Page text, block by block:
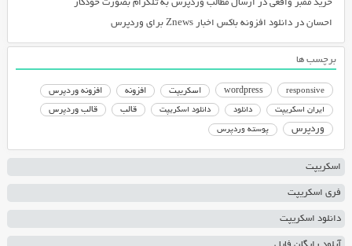
خرید ممبر واقعیدر ارسال مطالب وردپرس به تلگرام بصورت خودکار
احساندر دانلود افزونه باکس اخبار Znews برای وردپرس
برچسب ها
responsive
wordpress اسکریپت افزونه افزونه وردپرس
ایران اسکریپت دانلود دانلود اسکریپت قالب قالب وردپرس
وردپرس پوسته وردپرس
اسکریپت
فری اسکریپت
دانلود اسکریپت